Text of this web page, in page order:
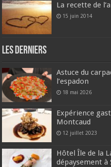
La recette de
15 juin 2014
Les derniers
Astuce du
l’espadon
18 mai 2026
Expérience
Montcaud
12 juillet 2023
Hôtel Île de la
dépaysement à